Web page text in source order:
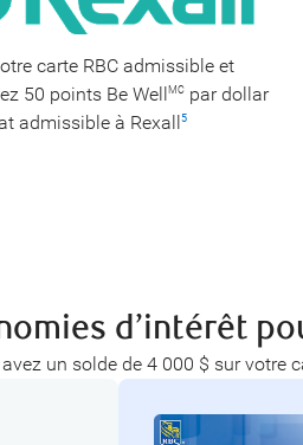
carte RBC admissible et
50 points Be WellMCpar dollar
admissible à Rexall5
d’intérêt
un solde de 4 000 $ sur votre